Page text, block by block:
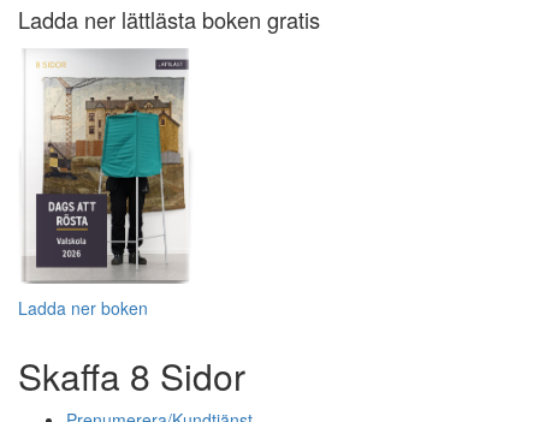
Ladda ner lättlästa boken gratis
Ladda ner boken
Skaffa 8 Sidor